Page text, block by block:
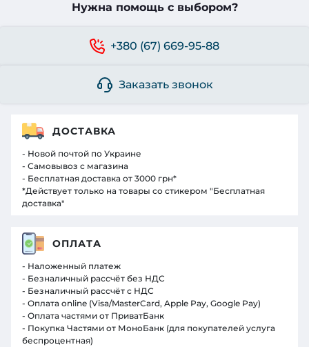
Нужна помощь с выбором?
+380 (67) 669-95-88
Заказать звонок
ДОСТАВКА
- Новой почтой по Украине
- Самовывоз с магазина
- Бесплатная доставка от 3000 грн*
*Действует только на товары со стикером "Бесплатная
доставка"
ОПЛАТА
- Наложенный платеж
- Безналичный рассчёт без НДС
- Безналичный рассчёт с НДС
- Оплата online (Visa/MasterCard, Apple Pay, Google Pay)
- Оплата частями от ПриватБанк
- Покупка Частями от МоноБанк (для покупателей услуга
беспроцентная)